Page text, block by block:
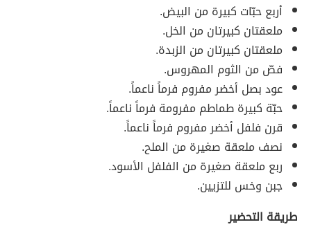
أربع حبّات كبيرة من البيض.
ملعقتان كبيرتان من الخل.
ملعقتان كبيرتان من الزبدة.
فصّ من الثوم المهروس.
عود بصل أخضر مفروم فرماً ناعماً.
حبّة كبيرة طماطم مفرومة فرماً ناعماً.
قرن فلفل أخضر مفروم فرماً ناعماً.
نصف ملعقة صغيرة من الملح.
ربع ملعقة صغيرة من الفلفل الأسود.
جبن وخس للتزيين.
طريقة التحضير